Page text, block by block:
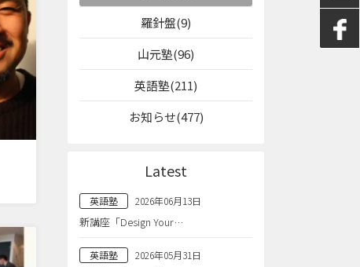
羅針盤(9)
山元塾(96)
英語塾(211)
お知らせ(477)
Latest
英語塾 2026年06月13日
新講座「Design Your…
英語塾 2026年05月31日